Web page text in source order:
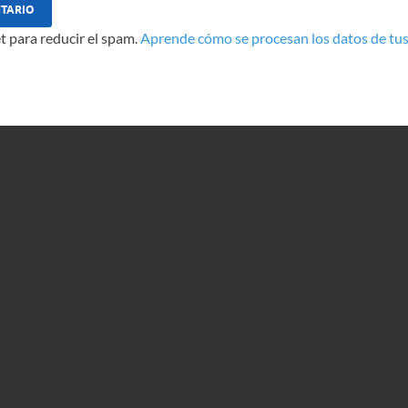
para reducir el spam.Aprende cómo se procesan los datos de